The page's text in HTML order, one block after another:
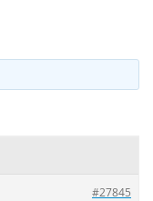
#27845